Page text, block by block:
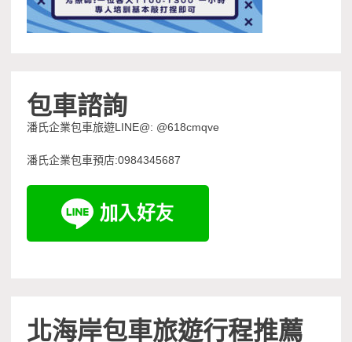
包車諮詢
潘氏企業包車旅遊LINE@: @618cmqve
潘氏企業包車預店:0984345687
北海岸包車旅遊行程推薦